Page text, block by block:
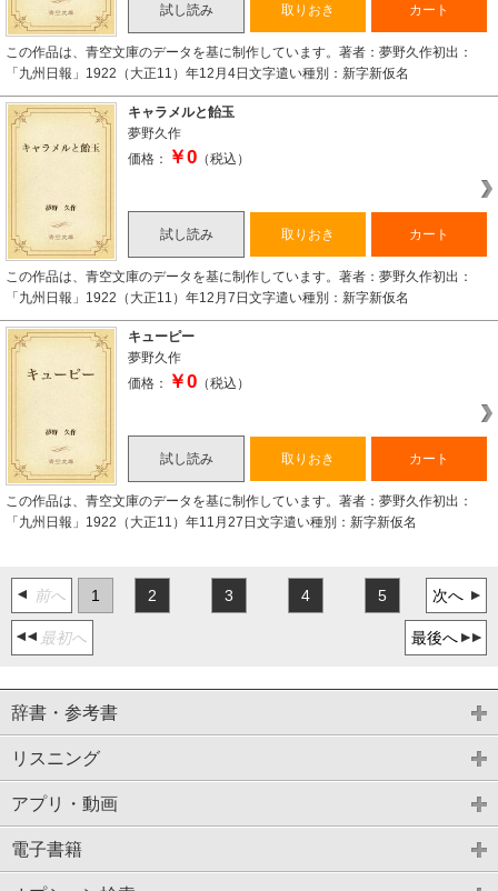
試し読み 取りおき カート
この作品は、青空文庫のデータを基に制作しています。著者：夢野久作初出：
「九州日報」1922（大正11）年12月4日文字遣い種別：新字新仮名
キャラメルと飴玉
夢野久作
価格：
￥0 （税込）
試し読み 取りおき カート
この作品は、青空文庫のデータを基に制作しています。著者：夢野久作初出：
「九州日報」1922（大正11）年12月7日文字遣い種別：新字新仮名
キューピー
夢野久作
価格：
￥0 （税込）
試し読み 取りおき カート
この作品は、青空文庫のデータを基に制作しています。著者：夢野久作初出：
「九州日報」1922（大正11）年11月27日文字遣い種別：新字新仮名
最初へ
前へ 1 2 3 4 5 次へ
最後へ
辞書・参考書
リスニング
アプリ・動画
電子書籍